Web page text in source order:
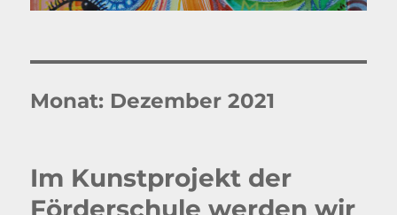
Monat: Dezember 2021
Im Kunstprojekt der
Förderschule werden wir